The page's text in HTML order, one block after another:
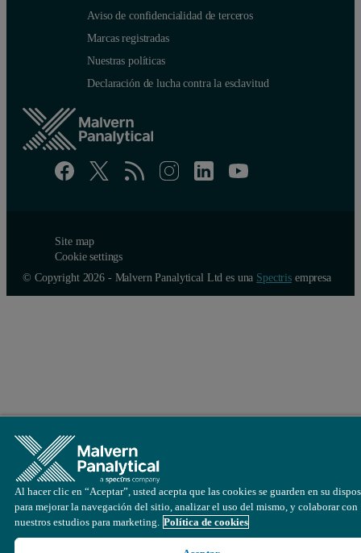
Aviso de confidencialidad de terceros
Marcas registradas
Nuestras políticas
Declaración de lucha contra la esclavitud
Site map
Cookie settings
© Copyright 2026 - Malvern Panalytical Ltd es una Spectrisempresa
Al hacer clic en “Aceptar”, usted acepta que las cookies se guarden en su
para mejorar la navegación del sitio, analizar el uso del mismo, y colaborar con
nuestros estudios para marketing. Política de cookies